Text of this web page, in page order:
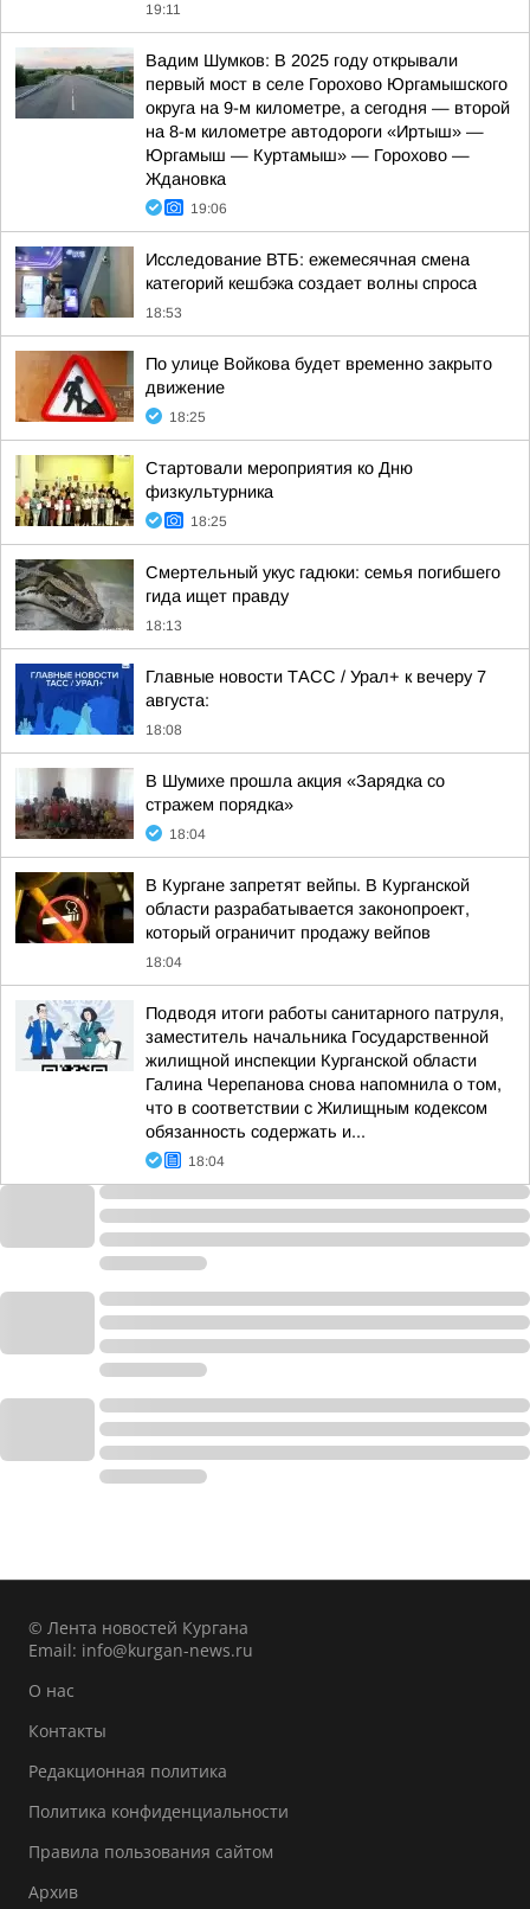
19:11
Вадим Шумков: В 2025 году открывали
первый мост в селе Горохово Юргамышского
округа на 9-м километре, а сегодня — второй
на 8-м километре автодороги «Иртыш» —
Юргамыш — Куртамыш» — Горохово —
Ждановка
19:06
Исследование ВТБ: ежемесячная смена
категорий кешбэка создает волны спроса
18:53
По улице Войкова будет временно закрыто
движение
18:25
Стартовали мероприятия ко Дню
физкультурника
18:25
Смертельный укус гадюки: семья погибшего
гида ищет правду
18:13
Главные новости ТАСС / Урал+ к вечеру 7
августа:
18:08
В Шумихе прошла акция «Зарядка со
стражем порядка»
18:04
В Кургане запретят вейпы. В Курганской
области разрабатывается законопроект,
который ограничит продажу вейпов
18:04
Подводя итоги работы санитарного патруля,
заместитель начальника Государственной
жилищной инспекции Курганской области
Галина Черепанова снова напомнила о том,
что в соответствии с Жилищным кодексом
обязанность содержать и...
18:04
© Лента новостей Кургана
Email: info@kurgan-news.ru
О нас
Контакты
Редакционная политика
Политика конфиденциальности
Правила пользования сайтом
Архив